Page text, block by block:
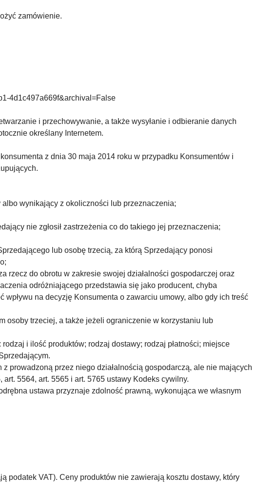
zamówienie.
4d1c497a669f&archival=False
i przechowywanie, a także wysyłanie i odbieranie danych
określany Internetem.
z dnia 30 maja 2014 roku w przypadku Konsumentów i
wynikający z okoliczności lub przeznaczenia;
nie zgłosił zastrzeżenia co do takiego jej przeznaczenia;
lub osobę trzecią, za którą Sprzedający ponosi
rzecz do obrotu w zakresie swojej działalności gospodarczej oraz
odróżniającego przedstawia się jako producent, chyba
wpływu na decyzję Konsumenta o zawarciu umowy, albo gdy ich treść
osoby trzeciej, a także jeżeli ograniczenie w korzystaniu lub
i ilość produktów; rodzaj dostawy; rodzaj płatności; miejsce
prowadzoną przez niego działalnością gospodarczą, ale nie mających
5564, art. 5565 i art. 5765 ustawy Kodeks cywilny.
ustawa przyznaje zdolność prawną, wykonująca we własnym
podatek VAT). Ceny produktów nie zawierają kosztu dostawy, który